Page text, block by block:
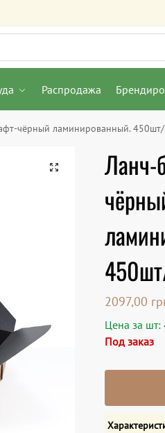
Распродажа
чёрный ламинированный.
Ланч-
2097,00
Цена за шт:
Под заказ